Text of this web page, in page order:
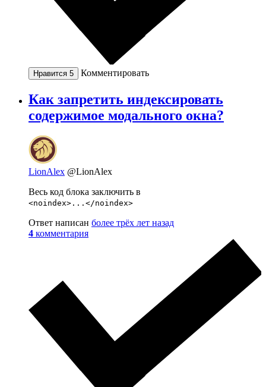
Нравится 5 Комментировать
Как запретить индексировать
содержимое модального окна?
LionAlex @LionAlex
Весь код блока заключить в
<noindex>...</noindex>
Ответ написан более трёх лет назад
4 комментария